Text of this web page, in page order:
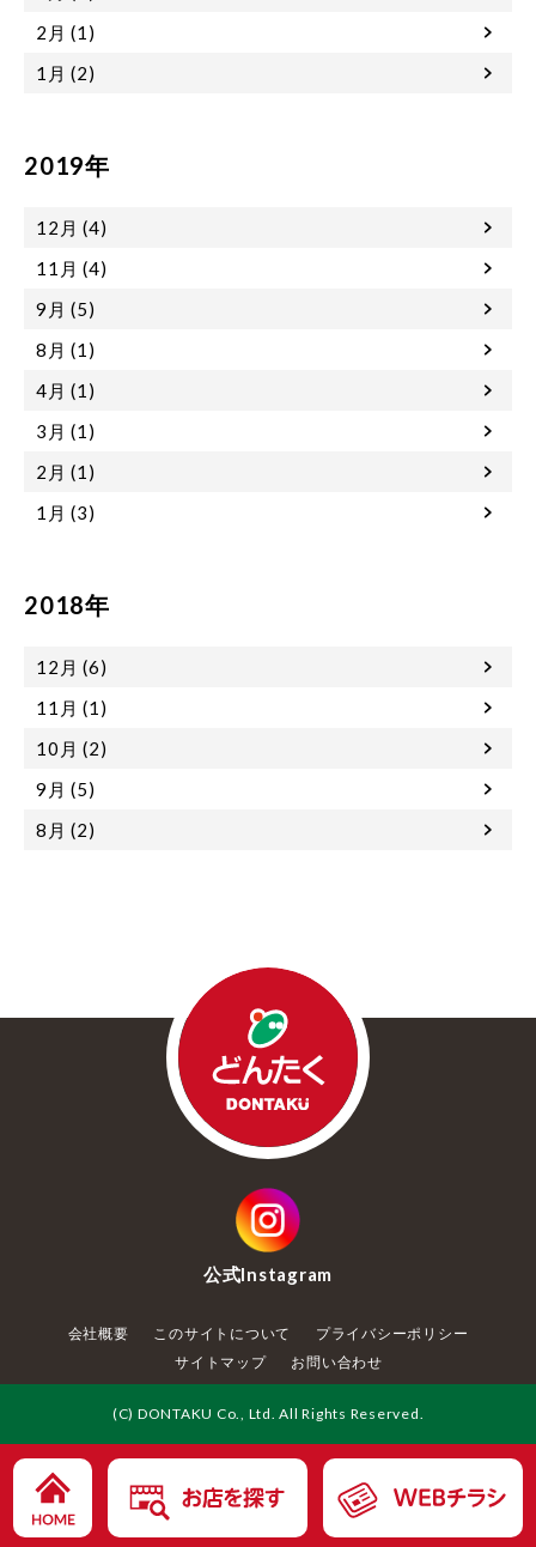
2月 (1)
1月 (2)
2019年
12月 (4)
11月 (4)
9月 (5)
8月 (1)
4月 (1)
3月 (1)
2月 (1)
1月 (3)
2018年
12月 (6)
11月 (1)
10月 (2)
9月 (5)
8月 (2)
公式Instagram
会社概要 このサイトについて
プライバシーポリシー
サイトマップ
お問い合わせ
(C) DONTAKU Co., Ltd. All Rights Reserved.